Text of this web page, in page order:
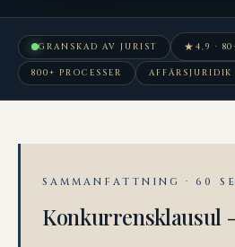
GRANSKAD AV JURIST ★ 4,9 ·
800+ PROCESSER AFFÄRSJURIDIK
SAMMANFATTNING · 60
Konkurrensklausul